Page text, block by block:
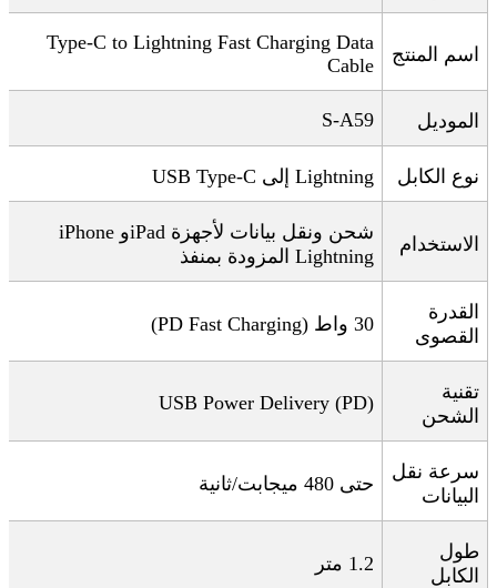
اسم المنتج
Type-C to Lightning Fast Charging Data
Cable
الموديل S-A59
نوع الكابل USB Type-C إلى Lightning
الاستخدام
شحن ونقل بيانات لأجهزة وiPad
المزودة بمنفذ Lightning
القدرة
القصوى
30 واط (PD Fast Charging)
تقنية
الشحن
USB Power Delivery (PD)
سرعة نقل
البيانات
حتى 480 ميجابت/ثانية
طول
الكابل
1.2 متر